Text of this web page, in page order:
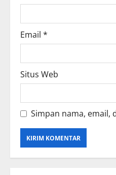
n
Email *
Situs Web
Simpan nama, email,